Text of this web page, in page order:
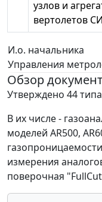
узлов и
вертолетов
И.о. начальника
Управления
Обзор
Утверждено 44
В их числе -
моделей AR500,
измерения
поверочная